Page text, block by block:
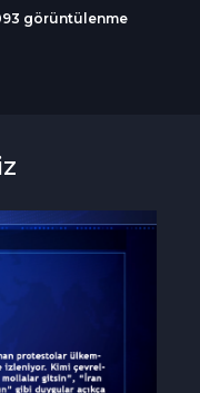
görüntülenme